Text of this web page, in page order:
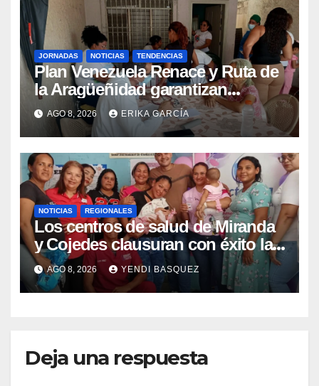
JORNADAS NOTICIAS TENDENCIAS
Plan Venezuela Renace y Ruta de
la Aragüeñidad garantizan
atención médica integral en
Aragua
AGO 8, 2026 ERIKA GARCÍA
NOTICIAS REGIONALES
Los centros de salud de Miranda
y Cojedes clausuran con éxito la
Semana Mundial de la Lactancia
Materna
AGO 8, 2026 YENDI BASQUEZ
Deja una respuesta